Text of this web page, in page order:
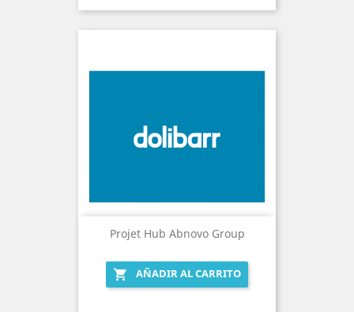
Projet Hub Abnovo Group
 AÑADIR AL CARRITO